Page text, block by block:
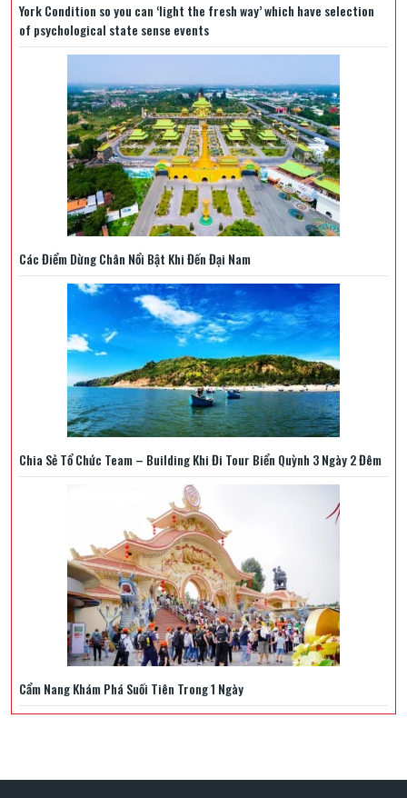
York Condition so you can ‘light the fresh way’ which have selection
of psychological state sense events
Các Điểm Dừng Chân Nổi Bật Khi Đến Đại Nam
Chia Sẻ Tổ Chức Team – Building Khi Đi Tour Biển Quỳnh 3 Ngày 2 Đêm
Cẩm Nang Khám Phá Suối Tiên Trong 1 Ngày